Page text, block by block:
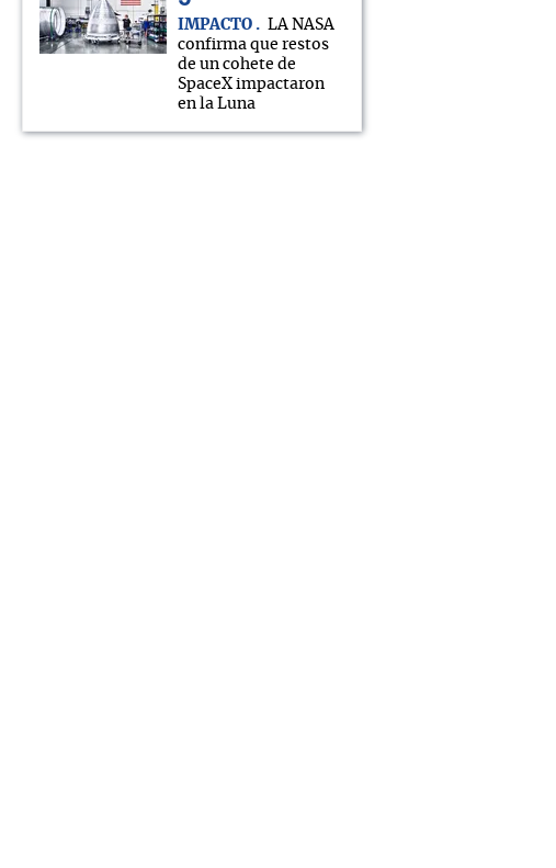
IMPACTO
LA NASA
confirma que restos
de un cohete de
SpaceX impactaron
en la Luna